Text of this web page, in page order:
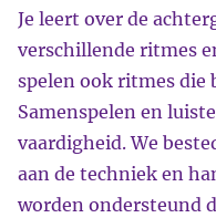
Je leert over de
verschillende ritmes
spelen ook ritmes die
Samenspelen en
vaardigheid. We
aan de techniek en
worden ondersteund